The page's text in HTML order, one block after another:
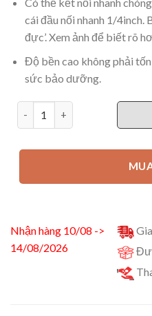
cái đầu nối nhanh 1/4inch.
đực’. Xem ảnh để biết rõ
Độ bền cao không phải
sức bảo dưỡng.
Bình phun tạo bọt tuyết
Nhận hàng 10/08 ->
14/08/2026